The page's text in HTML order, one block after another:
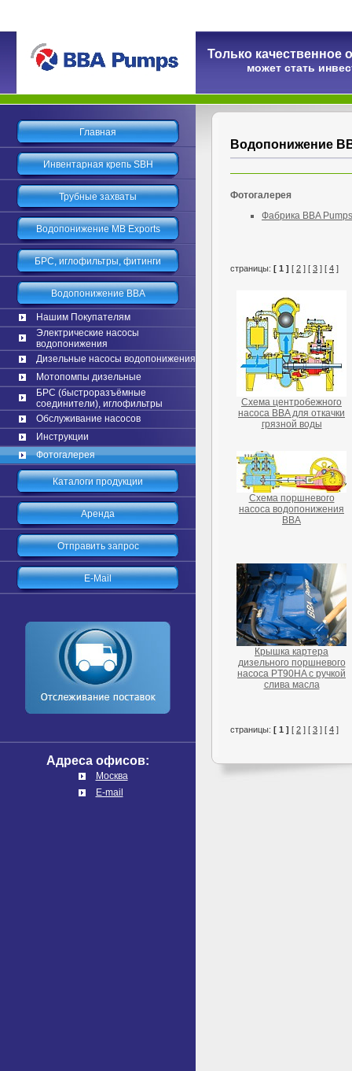
Только качественное
может стать
Главная
Инвентарная крепь SBH
Трубные захваты
Водопонижение MB Exports
БРС, иглофильтры, фитинги
Водопонижение BBA
Нашим Покупателям
Электрические насосы
водопонижения
Дизельные насосы водопонижения
Мотопомпы дизельные
БРС (быстроразъёмные
соединители), иглофильтры
Обслуживание насосов
Инструкции
Фотогалерея
Каталоги продукции
Аренда
Отправить запрос
E-Mail
Адреса офисов:
Москва
E-mail
Водопонижение
Фотогалерея
Фабрика BBA Pumps
страницы: [ 1 ] [ 2 ] [ 3 ] [ 4 ]
Схема центробежного
насоса BBA для откачки
грязной воды
Схема поршневого
насоса водопонижения
BBA
Крышка картера
дизельного поршневого
насоса PT90HA с ручкой
слива масла
страницы: [ 1 ] [ 2 ] [ 3 ] [ 4 ]